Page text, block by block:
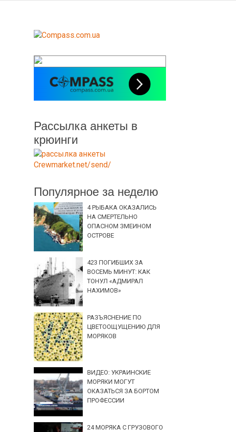
Рассылка анкеты в
крюинги
Популярное за неделю
4 РЫБАКА ОКАЗАЛИСЬ
НА СМЕРТЕЛЬНО
ОПАСНОМ ЗМЕИНОМ
ОСТРОВЕ
423 ПОГИБШИХ ЗА
ВОСЕМЬ МИНУТ: КАК
ТОНУЛ «АДМИРАЛ
НАХИМОВ»
РАЗЪЯСНЕНИЕ ПО
ЦВЕТООЩУЩЕНИЮ ДЛЯ
МОРЯКОВ
ВИДЕО: УКРАИНСКИЕ
МОРЯКИ МОГУТ
ОКАЗАТЬСЯ ЗА БОРТОМ
ПРОФЕССИИ
24 МОРЯКА С ГРУЗОВОГО